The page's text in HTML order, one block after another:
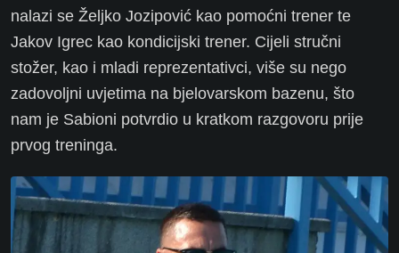
nalazi se Željko Jozipović kao pomoćni trener te
Jakov Igrec kao kondicijski trener. Cijeli stručni
stožer, kao i mladi reprezentativci, više su nego
zadovoljni uvjetima na bjelovarskom bazenu, što
nam je Sabioni potvrdio u kratkom razgovoru prije
prvog treninga.